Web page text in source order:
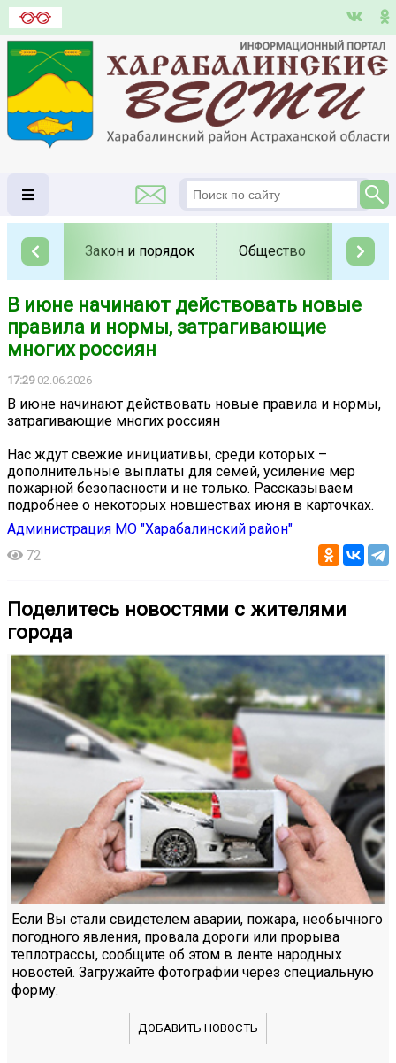
Закон и порядок Общество
В июне начинают действовать новые
правила и нормы, затрагивающие
многих россиян
17:2902.06.2026
В июне начинают действовать новые правила и нормы,
затрагивающие многих россиян
Нас ждут свежие инициативы, среди которых –
дополнительные выплаты для семей, усиление мер
пожарной безопасности и не только. Рассказываем
подробнее о некоторых новшествах июня в карточках.
Администрация МО "Харабалинский район"
72
Поделитесь новостями с жителями
города
Если Вы стали свидетелем аварии, пожара, необычного
погодного явления, провала дороги или прорыва
теплотрассы, сообщите об этом в ленте народных
новостей. Загружайте фотографии через специальную
форму.
ДОБАВИТЬ НОВОСТЬ